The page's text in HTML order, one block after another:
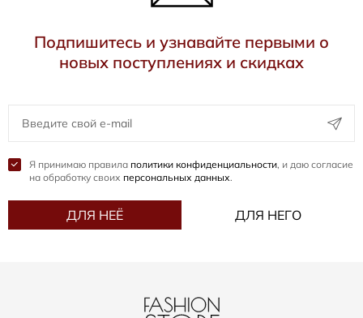
Подпишитесь и узнавайте первыми о
новых поступлениях и скидках
Я принимаю правила политики конфиденциальности, и даю согласие
на обработку своих персональных данных.
ДЛЯ НЕЁ ДЛЯ НЕГО